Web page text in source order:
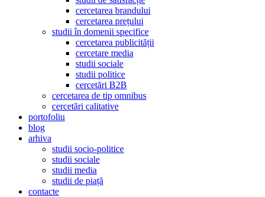
cercetarea brandului
cercetarea prețului
studii în domenii specifice
cercetarea publicității
cercetare media
studii sociale
studii politice
cercetări B2B
cercetarea de tip omnibus
cercetări calitative
portofoliu
blog
arhiva
studii socio-politice
studii sociale
studii media
studii de piață
contacte